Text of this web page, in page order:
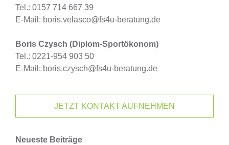
Tel.: 0157 714 667 39
E-Mail: boris.velasco@fs4u-beratung.de
Boris Czysch (Diplom-Sportökonom)
Tel.: 0221-954 903 50
E-Mail: boris.czysch@fs4u-beratung.de
JETZT KONTAKT AUFNEHMEN
Neueste Beiträge